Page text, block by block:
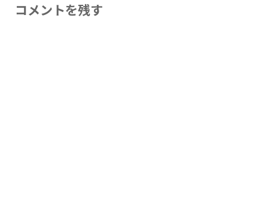
コメントを残す